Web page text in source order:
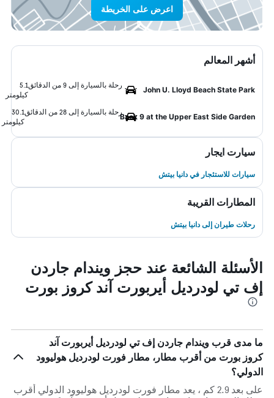
اعرض على الخريطة
أشهر المعالم
John U. Lloyd Beach State Park
رحلة بالسيارة إلى 9 من الدقائق
5.1
كيلومتر
Back 9 at the Upper East Side Garden
رحلة بالسيارة إلى 28 من الدقائق
30.1
كيلومتر
سيارت ايجار
سيارات للاستئجار في دانيا بيتش
المطارات القريبة
رحلات طيران إلى دانيا بيتش
الأسئلة الشائعة عند حجز ويندام جاردن
إف تي لودرديل أيربورت آند كروز بورت
ما مدى قرب ويندام جاردن إف تي لودرديل أيربورت آند
كروز بورت من أقرب مطار، مطار فورت لودرديل هوليوود
الدولي؟
على بعد 2.9 كم ، يعد مطار فورت لودرديل هوليوود الدولي أقرب